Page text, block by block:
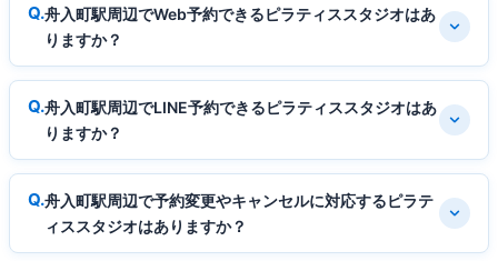
舟入町駅周辺でWeb予約できるピラティススタジオはあ
りますか？
舟入町駅周辺でLINE予約できるピラティススタジオはあ
りますか？
舟入町駅周辺で予約変更やキャンセルに対応するピラテ
ィススタジオはありますか？